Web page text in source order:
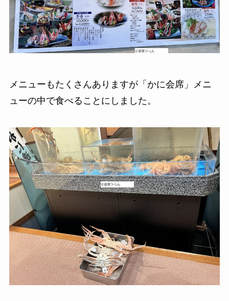
メニューもたくさんありますが「かに会席」メニ
ューの中で食べることにしました。